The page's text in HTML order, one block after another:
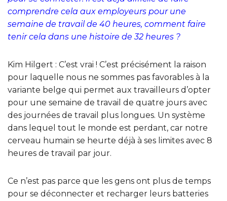
comprendre cela aux employeurs pour une
semaine de travail de 40 heures, comment faire
tenir cela dans une histoire de 32 heures ?
Kim Hilgert : C’est vrai ! C’est précisément la raison
pour laquelle nous ne sommes pas favorables à la
variante belge qui permet aux travailleurs d’opter
pour une semaine de travail de quatre jours avec
des journées de travail plus longues. Un système
dans lequel tout le monde est perdant, car notre
cerveau humain se heurte déjà à ses limites avec 8
heures de travail par jour.
Ce n’est pas parce que les gens ont plus de temps
pour se déconnecter et recharger leurs batteries